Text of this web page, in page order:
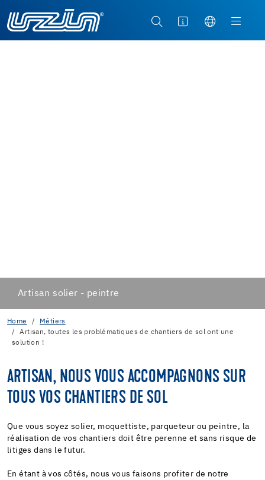
Artisan solier - peintre
Home
Métiers
Artisan, toutes les problématiques de chantiers de sol ont une
solution !
ARTISAN, NOUS VOUS ACCOMPAGNONS SUR
TOUS VOS CHANTIERS DE SOL
Que vous soyez solier, moquettiste, parqueteur ou peintre, la
réalisation de vos chantiers doit être perenne et sans risque de
litiges dans le futur.
En étant à vos côtés, nous vous faisons profiter de notre